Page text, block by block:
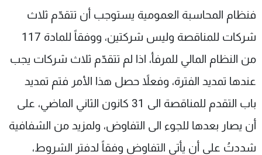
فنظام المحاسبة العمومية يستوجب أن تتقدّم ثلاث
شركات للمناقصة وليس شركتين، ووفقاً للمادة 117
من النظام المالي للمرفأ، اذا لم تتقدّم ثلاث شركات يجب
عندها تمديد الفترة، وفعلاً حصل هذا الأمر فتم تمديد
باب التقدم للمناقصة الى 31 كانون الثاني الماضي، على
أن يصار بعدها للجوء الى التفاوض، ولمزيد من الشفافية
شددتُ على أن يأتي التفاوض وفقاً لدفتر الشروط،